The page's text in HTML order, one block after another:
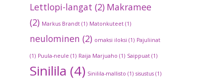
Lettlopi-langat (2) Makramee
(2) Markus Brandt (1) Matonkuteet (1)
neulominen (2) omaksi iloksi (1) Pajuliinat
(1) Puula-neule (1) Raija Marjuaho (1) Saippuat (1)
Sinilila (4) Sinilila-mallisto (1) sisustus (1)